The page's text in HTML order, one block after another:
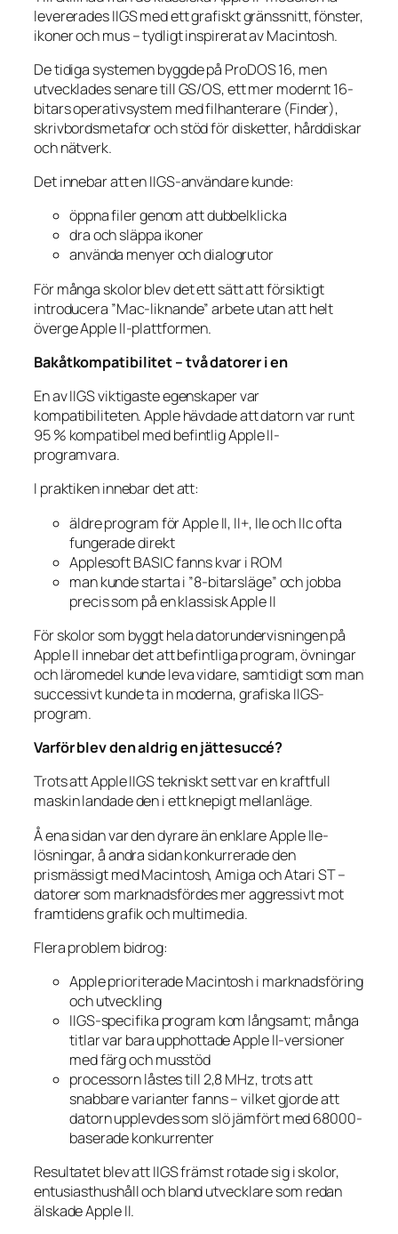
levererades IIGS med ett grafiskt gränssnitt, fönster,
ikoner och mus – tydligt inspirerat av Macintosh.
De tidiga systemen byggde på ProDOS 16, men
utvecklades senare till GS/OS, ett mer modernt 16-
bitars operativsystem med filhanterare (Finder),
skrivbordsmetafor och stöd för disketter, hårddiskar
och nätverk.
Det innebar att en IIGS-användare kunde:
öppna filer genom att dubbelklicka
dra och släppa ikoner
använda menyer och dialogrutor
För många skolor blev det ett sätt att försiktigt
introducera ”Mac-liknande” arbete utan att helt
överge Apple II-plattformen.
Bakåtkompatibilitet – två datorer i en
En av IIGS viktigaste egenskaper var
kompatibiliteten. Apple hävdade att datorn var runt
95 % kompatibel med befintlig Apple II-
programvara.
I praktiken innebar det att:
äldre program för Apple II, II+, IIe och IIc ofta
fungerade direkt
Applesoft BASIC fanns kvar i ROM
man kunde starta i ”8-bitarsläge” och jobba
precis som på en klassisk Apple II
För skolor som byggt hela datorundervisningen på
Apple II innebar det att befintliga program, övningar
och läromedel kunde leva vidare, samtidigt som man
successivt kunde ta in moderna, grafiska IIGS-
program.
Varför blev den aldrig en jättesuccé?
Trots att Apple IIGS tekniskt sett var en kraftfull
maskin landade den i ett knepigt mellanläge.
Å ena sidan var den dyrare än enklare Apple IIe-
lösningar, å andra sidan konkurrerade den
prismässigt med Macintosh, Amiga och Atari ST –
datorer som marknadsfördes mer aggressivt mot
framtidens grafik och multimedia.
Flera problem bidrog:
Apple prioriterade Macintosh i marknadsföring
och utveckling
IIGS-specifika program kom långsamt; många
titlar var bara upphottade Apple II-versioner
med färg och musstöd
processorn låstes till 2,8 MHz, trots att
snabbare varianter fanns – vilket gjorde att
datorn upplevdes som slö jämfört med 68000-
baserade konkurrenter
Resultatet blev att IIGS främst rotade sig i skolor,
entusiasthushåll och bland utvecklare som redan
älskade Apple II.